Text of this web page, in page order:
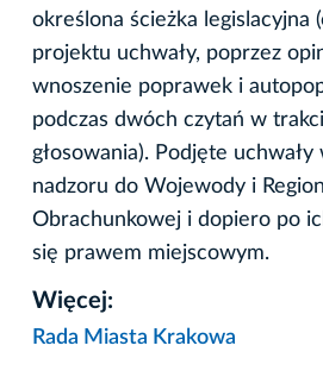
określona ścieżka legislacyjna
projektu uchwały, poprzez
wnoszenie poprawek i
podczas dwóch czytań w
głosowania). Podjęte
nadzoru do Wojewody i
Obrachunkowej i dopiero po
się prawem miejscowym.
Więcej:
Rada Miasta Krakowa